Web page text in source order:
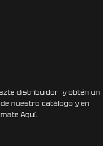
distribuidor y obtén un
nuestro catálogo y en
Aquí.